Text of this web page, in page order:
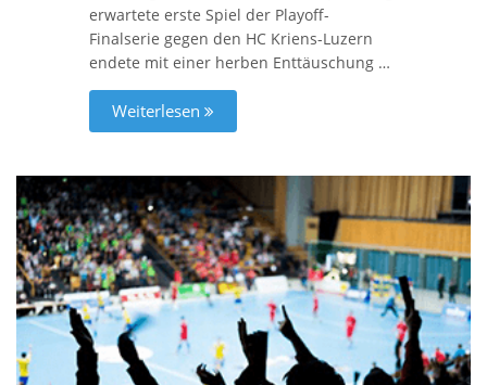
erwartete erste Spiel der Playoff-
Finalserie gegen den HC Kriens-Luzern
endete mit einer herben Enttäuschung …
Weiterlesen